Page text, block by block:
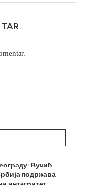
Вучић
подржава